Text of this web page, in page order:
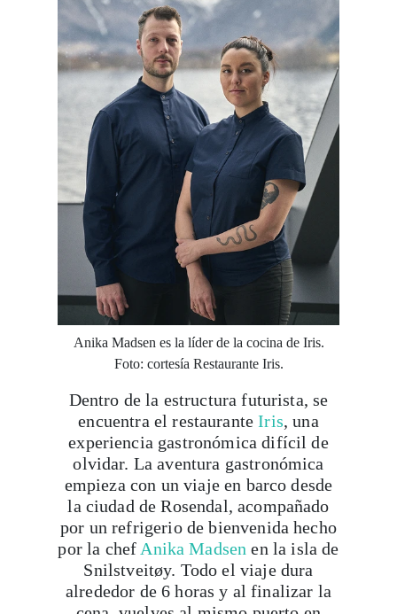
Anika Madsen es la líder de la cocina de Iris.
Foto: cortesía Restaurante Iris.
Dentro de la estructura futurista, se
encuentra el restauranteIris, una
experiencia gastronómica difícil de
olvidar. La aventura gastronómica
empieza con un viaje en barco desde
la ciudad de Rosendal, acompañado
por un refrigerio de bienvenida hecho
por la chef Anika Madsen en la isla de
Snilstveitøy. Todo el viaje dura
alrededor de 6 horas y al finalizar la